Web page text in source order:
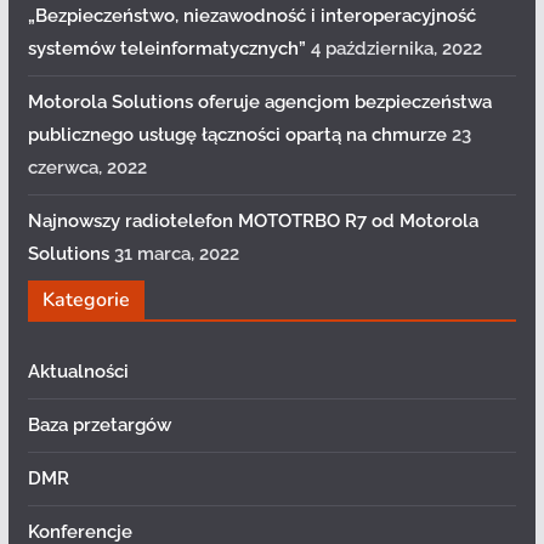
„Bezpieczeństwo, niezawodność i interoperacyjność
systemów teleinformatycznych” 4 października, 2022
Motorola Solutions oferuje agencjom bezpieczeństwa
publicznego usługę łączności opartą na chmurze 23
czerwca, 2022
Najnowszy radiotelefon MOTOTRBO R7 od Motorola
Solutions 31 marca, 2022
Kategorie
Aktualności
Baza przetargów
DMR
Konferencje